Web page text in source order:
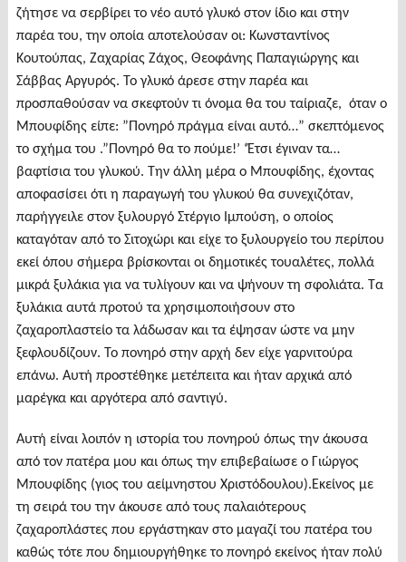
ζήτησε να σερβίρει το νέο αυτό γλυκό στον ίδιο και στην
παρέα του, την οποία αποτελούσαν οι: Κωνσταντίνος
Κουτούπας, Ζαχαρίας Ζάχος, Θεοφάνης Παπαγιώργης και
Σάββας Αργυρός. Το γλυκό άρεσε στην παρέα και
προσπαθούσαν να σκεφτούν τι όνομα θα του ταίριαζε, όταν ο
Μπουφίδης είπε: ”Πονηρό πράγμα είναι αυτό…” σκεπτόμενος
το σχήμα του .”Πονηρό θα το πούμε!’ ‘Έτσι έγιναν τα…
βαφτίσια του γλυκού. Την άλλη μέρα ο Μπουφίδης, έχοντας
αποφασίσει ότι η παραγωγή του γλυκού θα συνεχιζόταν,
παρήγγειλε στον ξυλουργό Στέργιο Ιμπούση, ο οποίος
καταγόταν από το Σιτοχώρι και είχε το ξυλουργείο του περίπου
εκεί όπου σήμερα βρίσκονται οι δημοτικές τουαλέτες, πολλά
μικρά ξυλάκια για να τυλίγουν και να ψήνουν τη σφολιάτα. Τα
ξυλάκια αυτά προτού τα χρησιμοποιήσουν στο
ζαχαροπλαστείο τα λάδωσαν και τα έψησαν ώστε να μην
ξεφλουδίζουν. Το πονηρό στην αρχή δεν είχε γαρνιτούρα
επάνω. Αυτή προστέθηκε μετέπειτα και ήταν αρχικά από
μαρέγκα και αργότερα από σαντιγύ.
Αυτή είναι λοιπόν η ιστορία του πονηρού όπως την άκουσα
από τον πατέρα μου και όπως την επιβεβαίωσε ο Γιώργος
Μπουφίδης (γιος του αείμνηστου Χριστόδουλου).Εκείνος με
τη σειρά του την άκουσε από τους παλαιότερους
ζαχαροπλάστες που εργάστηκαν στο μαγαζί του πατέρα του
καθώς τότε που δημιουργήθηκε το πονηρό εκείνος ήταν πολύ